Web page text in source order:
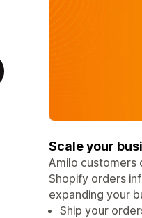
Scale your
Amilo customers
Shopify orders
expanding your
Ship your